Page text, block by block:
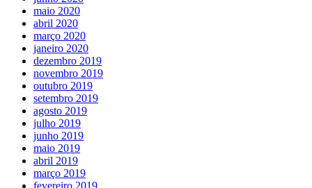
maio 2020
abril 2020
março 2020
janeiro 2020
dezembro 2019
novembro 2019
outubro 2019
setembro 2019
agosto 2019
julho 2019
junho 2019
maio 2019
abril 2019
março 2019